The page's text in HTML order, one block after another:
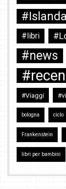
#Islanda
#libri
#news
#Viaggi
bologna ciclo
Frankenstein
libri per bambini